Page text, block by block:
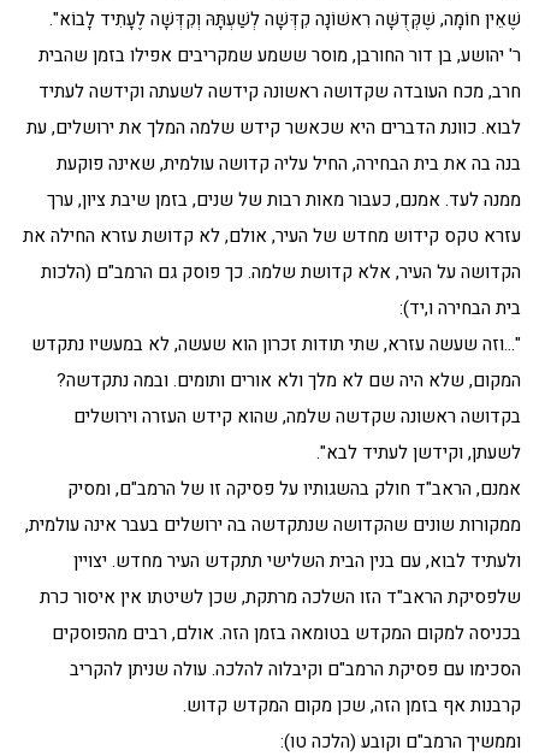
שֶׁאֵין חוֹמָה, שֶׁקְּדֻשָּׁה רִאשׁוֹנָה קִדְּשָׁה לְשַׁעְתָּהּ וְקִדְּשָׁה לֶעָתִיד לָבוֹא".
ר' יהושע, בן דור החורבן, מוסר ששמע שמקריבים אפילו בזמן שהבית
חרב, מכח העובדה שקדושה ראשונה קידשה לשעתה וקידשה לעתיד
לבוא. כוונת הדברים היא שכאשר קידש שלמה המלך את ירושלים, עת
בנה בה את בית הבחירה, החיל עליה קדושה עולמית, שאינה פוקעת
ממנה לעד. אמנם, כעבור מאות רבות של שנים, בזמן שיבת ציון, ערך
עזרא טקס קידוש מחדש של העיר, אולם, לא קדושת עזרא החילה את
הקדושה על העיר, אלא קדושת שלמה. כך פוסק גם הרמב"ם (הלכות
בית הבחירה ו,יד):
"…וזה שעשה עזרא, שתי תודות זכרון הוא שעשה, לא במעשיו נתקדש
המקום, שלא היה שם לא מלך ולא אורים ותומים. ובמה נתקדשה?
בקדושה ראשונה שקדשה שלמה, שהוא קידש העזרה וירושלים
לשעתן, וקידשן לעתיד לבא".
אמנם, הראב"ד חולק בהשגותיו על פסיקה זו של הרמב"ם, ומסיק
ממקורות שונים שהקדושה שנתקדשה בה ירושלים בעבר אינה עולמית,
ולעתיד לבוא, עם בנין הבית השלישי תתקדש העיר מחדש. יצויין
שלפסיקת הראב"ד הזו השלכה מרתקת, שכן לשיטתו אין איסור כרת
בכניסה למקום המקדש בטומאה בזמן הזה. אולם, רבים מהפוסקים
הסכימו עם פסיקת הרמב"ם וקיבלוה להלכה. עולה שניתן להקריב
קרבנות אף בזמן הזה, שכן מקום המקדש קדוש.
וממשיך הרמב"ם וקובע (הלכה טו):